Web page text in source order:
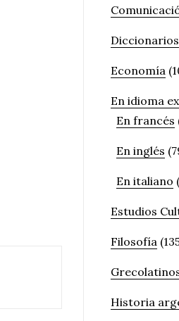
Diccionarios
Economía
En idioma
En francés
En inglés
En italiano
Estudios
Filosofía
Historia